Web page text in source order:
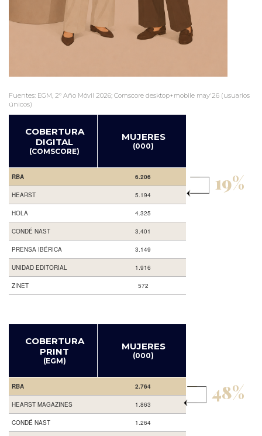
Fuentes: EGM, 2º Año Móvil 2026; Comscore desktop+mobile may'26 (usuarios
únicos)
COBERTURA
DIGITAL
(COMSCORE)
MUJERES
(000)
RBA 6.206 19%
HEARST 5.194
HOLA 4.325
CONDÉ NAST 3.401
PRENSA IBÉRICA 3.149
UNIDAD EDITORIAL 1.916
ZINET 572
COBERTURA
PRINT
(EGM)
MUJERES
(000)
RBA 2.764 48%
HEARST MAGAZINES 1.863
CONDÉ NAST 1.264